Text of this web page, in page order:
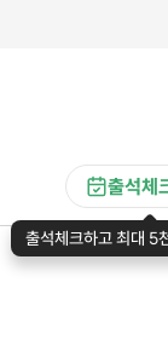
출석체
출석체크하고 최대 5